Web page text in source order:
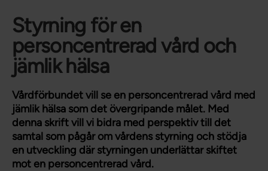
Styrning för en
personcentrerad vård och
jämlik hälsa
Vårdförbundet vill se en personcentrerad vård med
jämlik hälsa som det övergripande målet. Med
denna skrift vill vi bidra med perspektiv till det
samtal som pågår om vårdens styrning och stödja
en utveckling där styrningen underlättar skiftet
mot en personcentrerad vård.